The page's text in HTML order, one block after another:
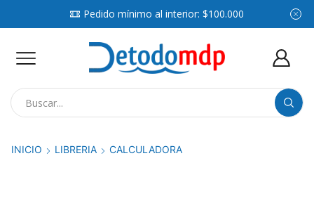
Pedido mínimo al interior: $100.000
INICIO LIBRERIA CALCULADORA